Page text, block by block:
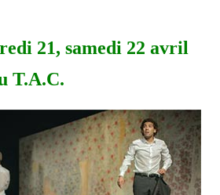
21, samedi 22 avril
T.A.C.